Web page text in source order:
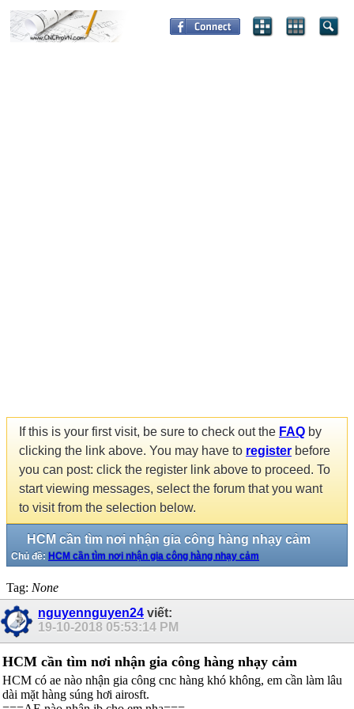
If this is your first visit, be sure to check out the FAQ by
clicking the link above. You may have to register before
you can post: click the register link above to proceed. To
start viewing messages, select the forum that you want
to visit from the selection below.
HCM cần tìm nơi nhận gia công hàng nhạy cảm
Chủ đề: HCM cần tìm nơi nhận gia công hàng nhạy cảm
Tag: None
nguyennguyen24 viết:
19-10-2018 05:53:14 PM
HCM cần tìm nơi nhận gia công hàng nhạy cảm
HCM có ae nào nhận gia công cnc hàng khó không, em cần làm lâu
dài mặt hàng súng hơi airosft.